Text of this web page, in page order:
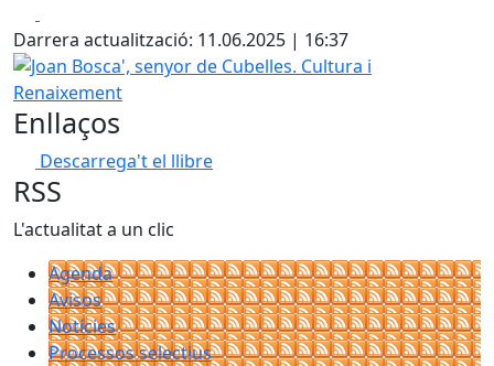
Darrera actualització: 11.06.2025 | 16:37
Joan Bosca', senyor de Cubelles. Cultura i Renaixement
Enllaços
Descarrega't el llibre
RSS
L'actualitat a un clic
Agenda
Avisos
Notícies
Processos selectius